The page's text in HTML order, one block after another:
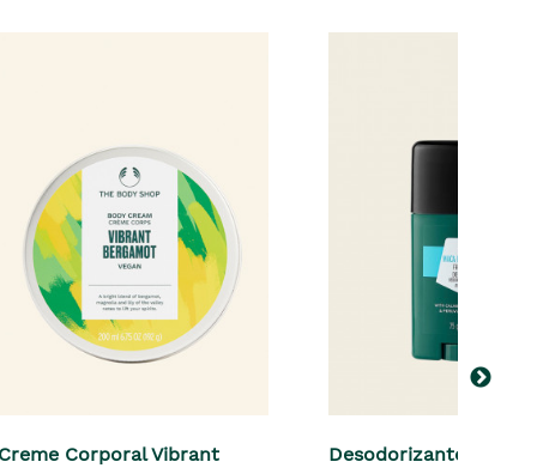
Creme Corporal Vibrant
Desodorizante Maca